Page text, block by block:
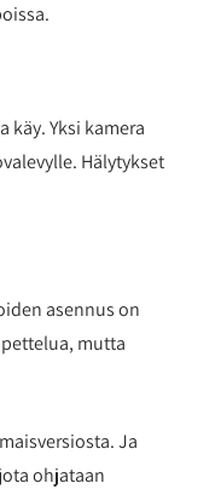
käy. Yksi kamera
Hälytykset
asennus on
mutta
Ja
ohjataan